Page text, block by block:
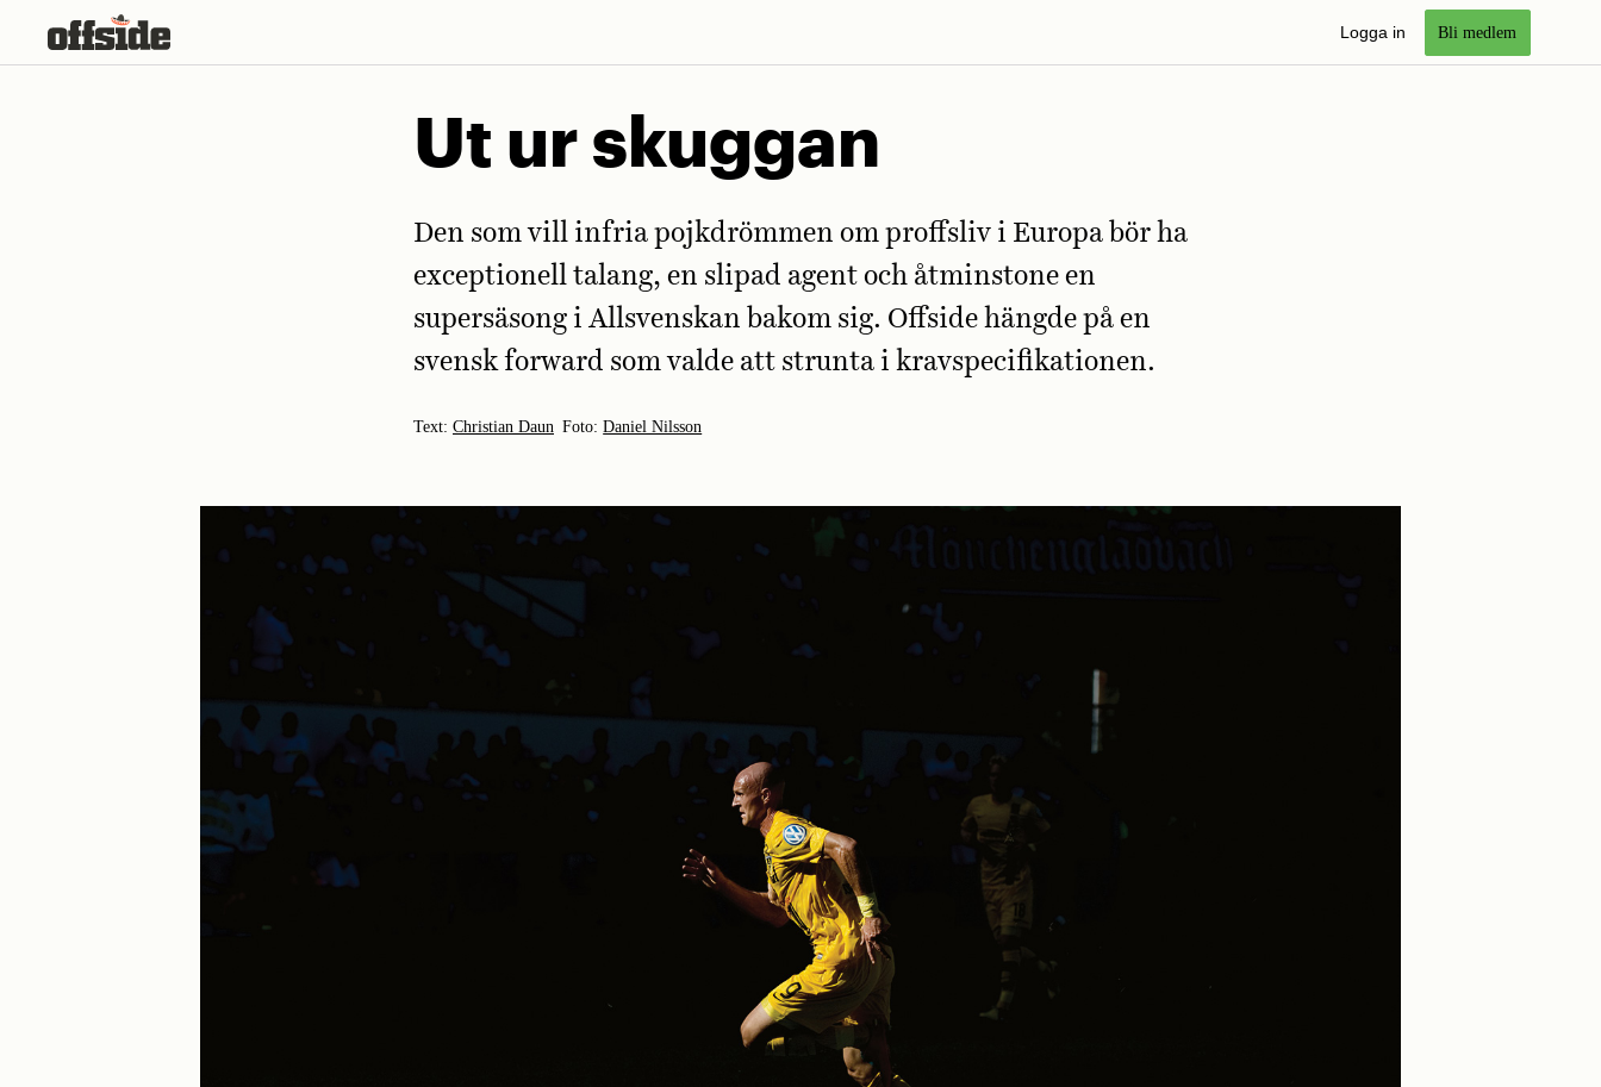
Logga in Bli medlem
Ut ur skuggan
Text: Christian Daun Foto:Daniel Nilsson
Den som vill infria pojkdrömmen om proffsliv i Europa bör ha
exceptionell talang, en slipad agent och åtminstone en
supersäsong i Allsvenskan bakom sig. Offside hängde på en
svensk forward som valde att strunta i kravspecifikationen.